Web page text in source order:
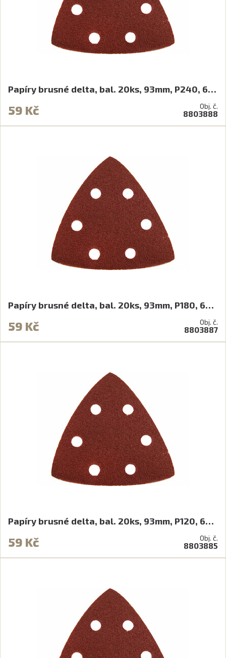
Papíry brusné delta, bal. 20ks, 93mm, P240, 6…
59 Kč Obj. č.
8803888
Papíry brusné delta, bal. 20ks, 93mm, P180, 6…
59 Kč Obj. č.
8803887
Papíry brusné delta, bal. 20ks, 93mm, P120, 6…
59 Kč Obj. č.
8803885